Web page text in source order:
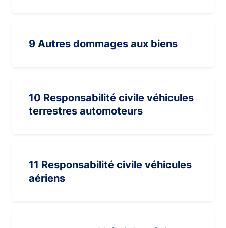
9 Autres dommages aux biens
10 Responsabilité civile véhicules
terrestres automoteurs
11 Responsabilité civile véhicules
aériens